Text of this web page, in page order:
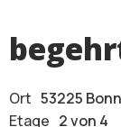
Ort 53225
Etage 2 von 4